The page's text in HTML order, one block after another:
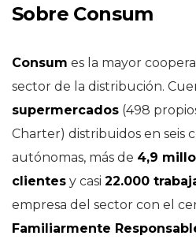
Sobre Consum
Consum es la mayor
sector de la distribución.
supermercados (498
Charter) distribuidos en seis
autónomas, más de 4,9
clientes y casi 22.000
empresa del sector con el
Familiarmente